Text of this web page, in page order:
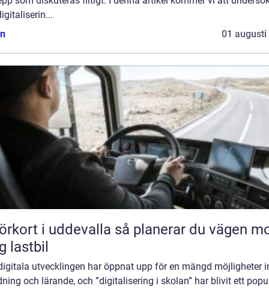
01 augusti
i uddevalla så planerar du vägen mot
lastbil
utvecklingen har öppnat upp för en mängd möjligheter
och lärande, och ”digitalisering i skolan” har blivit ett